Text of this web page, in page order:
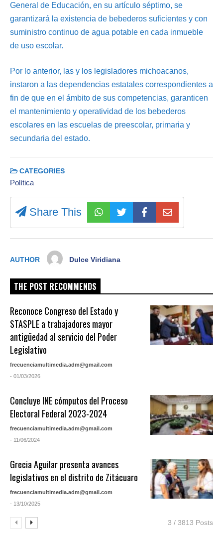
General de Educación, en su artículo séptimo, se
garantizará la existencia de bebederos suficientes y con
suministro continuo de agua potable en cada inmueble
de uso escolar.
Por lo anterior, las y los legisladores michoacanos,
instaron a las dependencias estatales correspondientes a
fin de que en el ámbito de sus competencias, garanticen
el mantenimiento y operatividad de los bebederos
escolares en las escuelas de preescolar, primaria y
secundaria del estado.
CATEGORIES
Política
Share This
AUTHOR Dulce Viridiana
THE POST RECOMMENDS
Reconoce Congreso del Estado y
STASPLE a trabajadores mayor
antigüedad al servicio del Poder
Legislativo
frecuenciamultimedia.adm@gmail.com
- 01/03/2026
Concluye INE cómputos del Proceso
Electoral Federal 2023-2024
frecuenciamultimedia.adm@gmail.com
- 11/06/2024
Grecia Aguilar presenta avances
legislativos en el distrito de Zitácuaro
frecuenciamultimedia.adm@gmail.com
- 13/10/2025
3 / 3813 Posts